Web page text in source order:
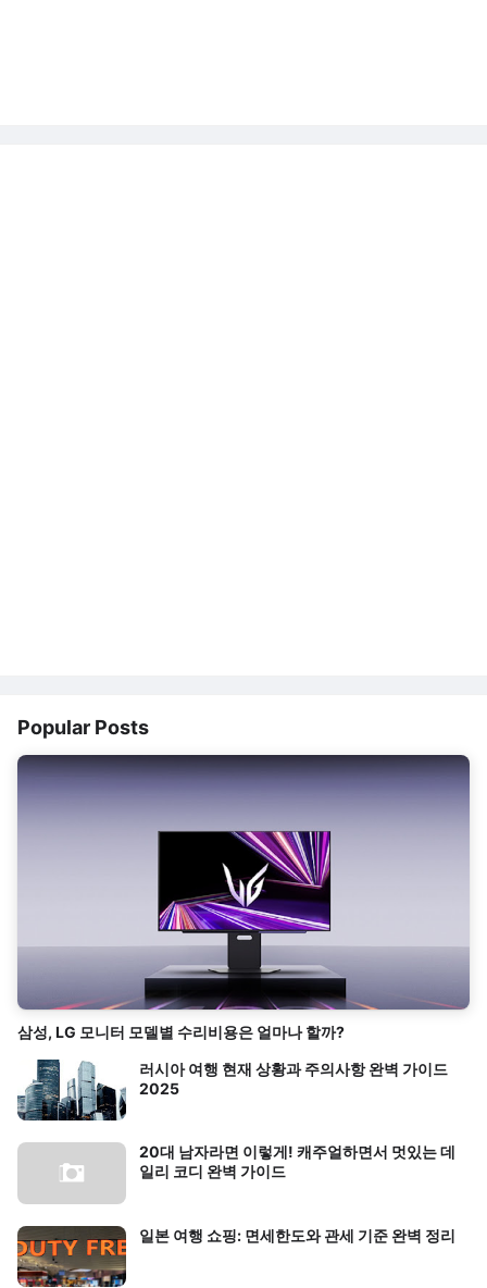
Popular Posts
삼성, LG 모니터 모델별 수리비용은 얼마나 할까?
러시아 여행 현재 상황과 주의사항 완벽 가이드
2025
20대 남자라면 이렇게! 캐주얼하면서 멋있는 데
일리 코디 완벽 가이드
일본 여행 쇼핑: 면세한도와 관세 기준 완벽 정리